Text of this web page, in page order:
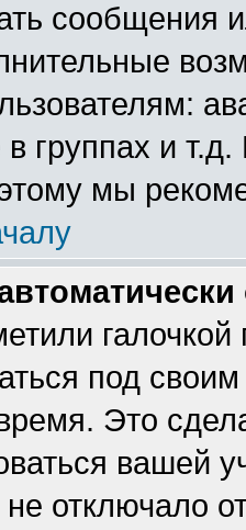
сообщения
группах и
мы
галочкой
под
Это
вашей
не отключало